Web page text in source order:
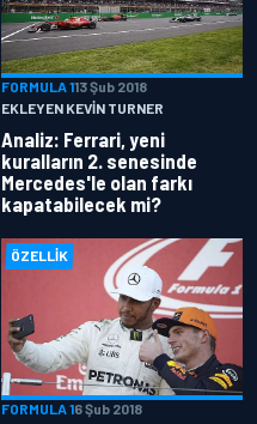
FORMULA 113 Şub 2018
EKLEYEN KEVIN TURNER
Analiz: Ferrari, yeni
kuralların 2. senesinde
Mercedes'le olan farkı
kapatabilecek mi?
ÖZELLIK
FORMULA 16 Şub 2018